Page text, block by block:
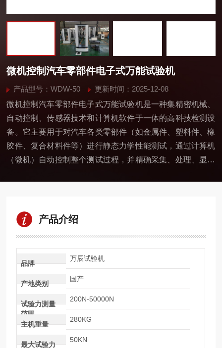
微机控制汽车零部件电子式万能试验机
产品型号：WDW-50
更新时间：2025-12-08
微机控制汽车零部件电子式万能试验机是一种集精密机械、
自动控制、传感器技术和计算机软件于一体的高科技检测设
备。它主要用于对汽车各类零部件（如金属件、塑料件、橡
胶件、复合材料件等）进行静态力学性能测试，通过计算机
（微机）自动控制整个测试过程，并精确采集、处理、显示
产品介绍
品牌
万辰试验机
产地类别
国产
试验力测量
范围
200N-50000N
主机重量
280KG
最大试验力
50KN